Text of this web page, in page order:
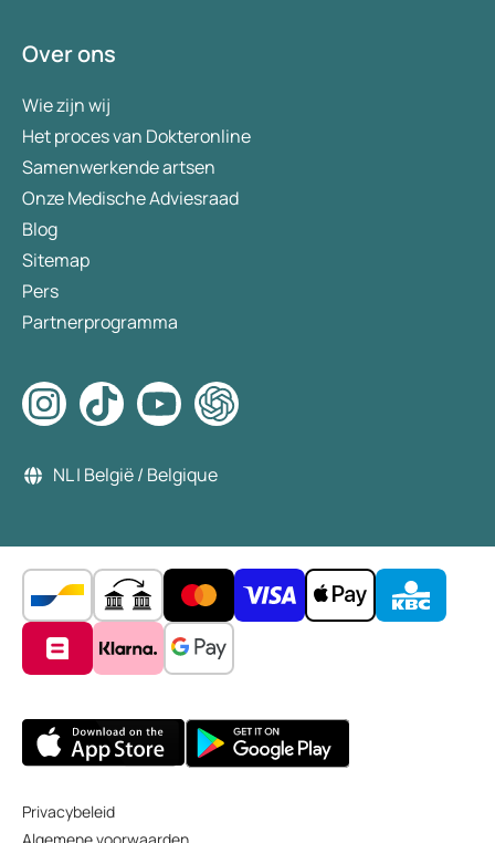
Over ons
Wie zijn wij
Het proces van Dokteronline
Samenwerkende artsen
Onze Medische Adviesraad
Blog
Sitemap
Pers
Partnerprogramma
NL | België / Belgique
Privacybeleid